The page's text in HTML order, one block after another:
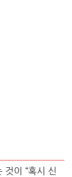
것이 “혹시 신